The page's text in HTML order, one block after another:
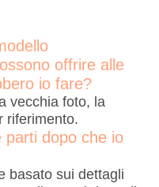
offrire alle
io fare?
vecchia foto, la
riferimento.
parti dopo che io
basato sui dettagli